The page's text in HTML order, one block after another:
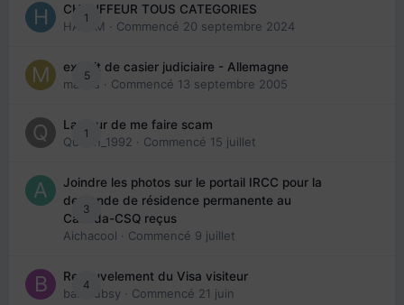
1
CHAUFFEUR TOUS CATEGORIES
HAZEM · Commencé 20 septembre 2024
5
extrait de casier judiciaire - Allemagne
maries · Commencé 13 septembre 2005
1
La peur de me faire scam
Queen_1992 · Commencé 15 juillet
3
Joindre les photos sur le portail IRCC pour la
demande de résidence permanente au
Canada-CSQ reçus
Aichacool · Commencé 9 juillet
4
Renouvelement du Visa visiteur
babibubsy · Commencé 21 juin